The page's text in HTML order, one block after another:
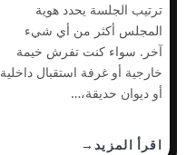
ترتيب الجلسة يحدد هوية
المجلس أكثر من أي شيء
آخر. سواء كنت تفرش خيمة
خارجية أو غرفة استقبال داخلية
أو ديوان حديقة،…
اقرأ المزيد